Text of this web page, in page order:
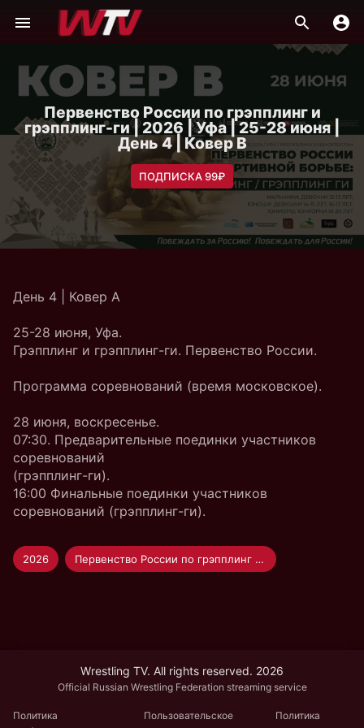
Первенство России по грэпплинг и
грэпплинг-ги | 2026 | Уфа | 25-28 июня |
День 4 | Ковер B
ПОДПИСКА 99₽
День 4 | Ковер A
25-28 июня, Уфа.
Грэпплинг и грэпплинг-ги. Первенство России.
Программа соревнований (время московское).
28 июня, воскресенье.
07:30. Предварительные поединки участников
соревнований
(грэпплинг-ги).
16:00 Финальные поединки участников
соревнований (грэпплинг-ги).
2026 Первенство России по грэпплинг и грэпплинг-ги
Wrestling TV. All rights reserved. 2026
Official Russian Wrestling Federation streaming service
Политика
Пользовательское
Политика